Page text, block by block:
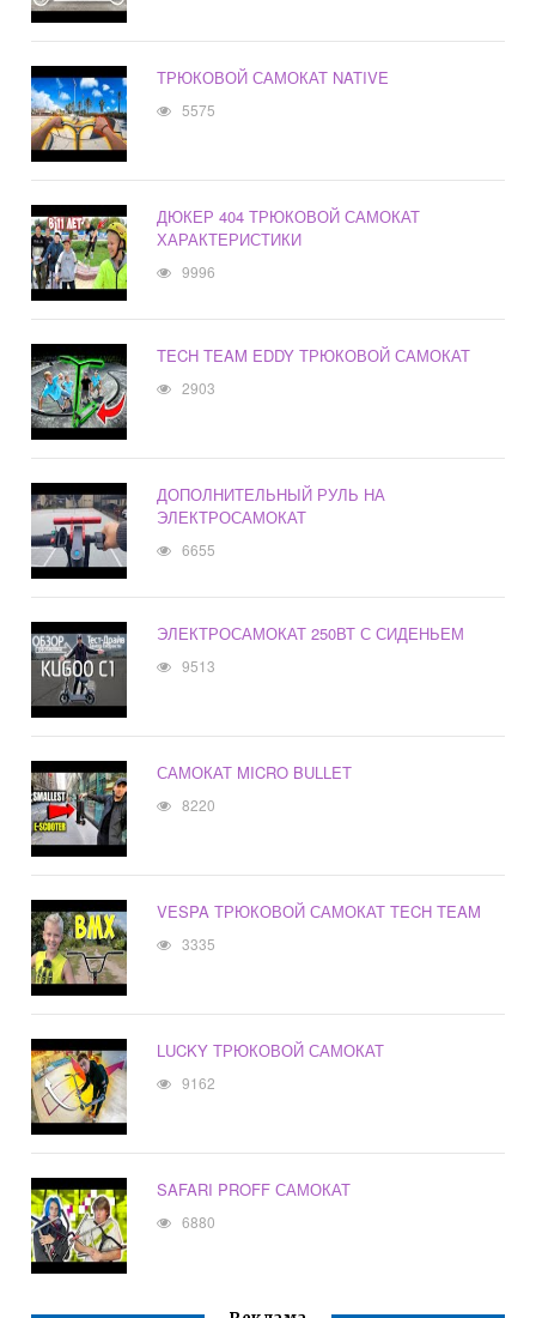
ТРЮКОВОЙ САМОКАТ NATIVE
5575
ДЮКЕР 404 ТРЮКОВОЙ САМОКАТ
ХАРАКТЕРИСТИКИ
9996
TECH TEAM EDDY ТРЮКОВОЙ САМОКАТ
2903
ДОПОЛНИТЕЛЬНЫЙ РУЛЬ НА
ЭЛЕКТРОСАМОКАТ
6655
ЭЛЕКТРОСАМОКАТ 250ВТ С СИДЕНЬЕМ
9513
САМОКАТ MICRO BULLET
8220
VESPA ТРЮКОВОЙ САМОКАТ TECH TEAM
3335
LUCKY ТРЮКОВОЙ САМОКАТ
9162
SAFARI PROFF САМОКАТ
6880